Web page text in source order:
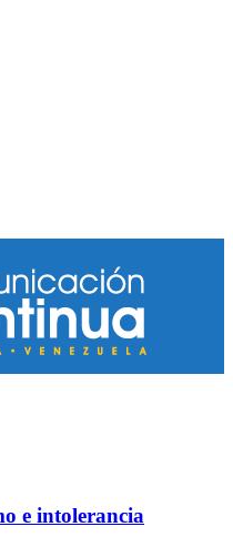
e intolerancia